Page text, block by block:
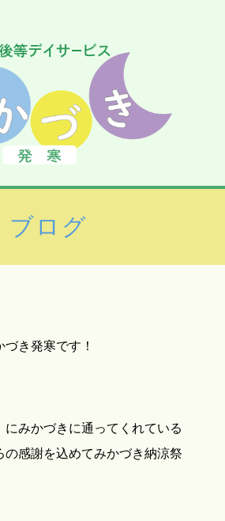
ブログ
き発寒です！
にみかづきに通ってくれている
の感謝を込めてみかづき納涼祭